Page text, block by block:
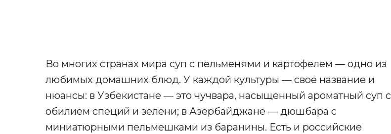
Во многих странах мира суп с пельменями и картофелем — одно из
любимых домашних блюд. У каждой культуры — своё название и
нюансы: в Узбекистане — это чучвара, насыщенный ароматный суп с
обилием специй и зелени; в Азербайджане — дюшбара с
миниатюрными пельмешками из баранины. Есть и российские